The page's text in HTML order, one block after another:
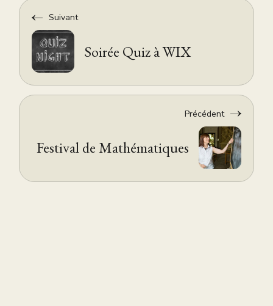
Suivant
Soirée Quiz à WIX
Précédent
Festival de Mathématiques